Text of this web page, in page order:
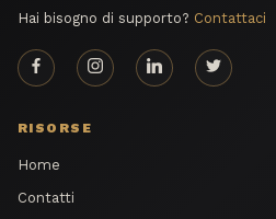
Hai bisogno di supporto? Contattaci
RISORSE
Home
Contatti